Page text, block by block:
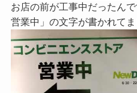
お店の前が工事中だったん
営業中」の文字が書かれてま